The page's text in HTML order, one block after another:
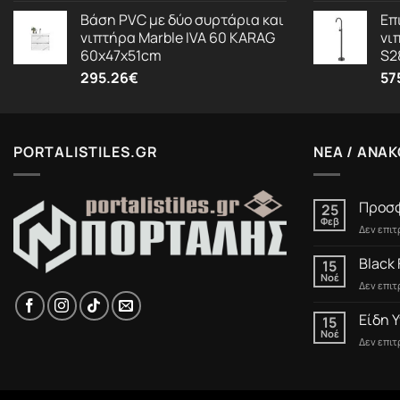
Βάση PVC με δύο συρτάρια και
νιπτήρα Marble IVA 60 KARAG
60x47x51cm
295.26€
PORTALISTILES.GR ΝΕΑ /
25
Φεβ
Δεν
15
Νοέ
Black
Δεν
15
Νοέ
Είδη
Δεν